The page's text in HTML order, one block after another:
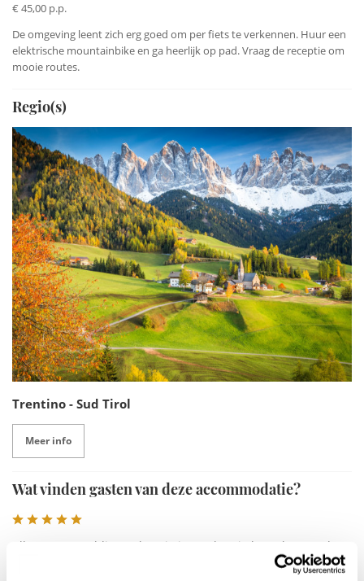
€ 45,00 p.p.
De omgeving leent zich erg goed om per fiets te verkennen. Huur een
elektrische mountainbike en ga heerlijk op pad. Vraag de receptie om
mooie routes.
Regio(s)
Trentino - Sud Tirol
Meer info
Wat vinden gasten van deze accommodatie?
Alles was geweldig. De locatie is een beetje hemel op aarde,
het zwembad is een geweldige toevoeging, ontbijt was